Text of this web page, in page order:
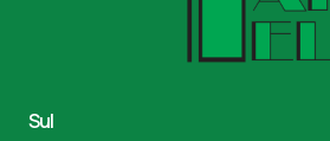
Sul